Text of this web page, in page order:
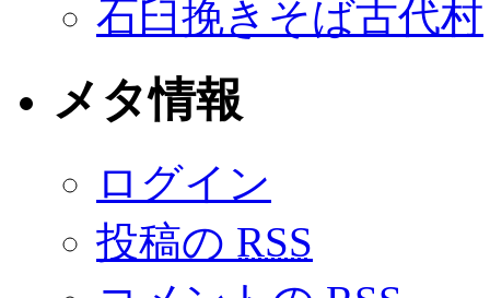
石臼挽きそば古代村
メタ情報
ログイン
投稿の RSS